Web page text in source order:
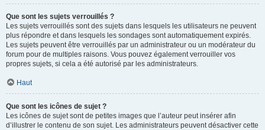
Que sont les sujets verrouillés ?
Les sujets verrouillés sont des sujets dans lesquels les utilisateurs ne peuvent
plus répondre et dans lesquels les sondages sont automatiquement expirés.
Les sujets peuvent être verrouillés par un administrateur ou un modérateur du
forum pour de multiples raisons. Vous pouvez également verrouiller vos
propres sujets, si cela a été autorisé par les administrateurs.
Haut
Que sont les icônes de sujet ?
Les icônes de sujet sont de petites images que l’auteur peut insérer afin
d’illustrer le contenu de son sujet. Les administrateurs peuvent désactiver cette